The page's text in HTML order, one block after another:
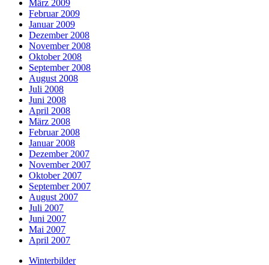
März 2009
Februar 2009
Januar 2009
Dezember 2008
November 2008
Oktober 2008
September 2008
August 2008
Juli 2008
Juni 2008
April 2008
März 2008
Februar 2008
Januar 2008
Dezember 2007
November 2007
Oktober 2007
September 2007
August 2007
Juli 2007
Juni 2007
Mai 2007
April 2007
Winterbilder